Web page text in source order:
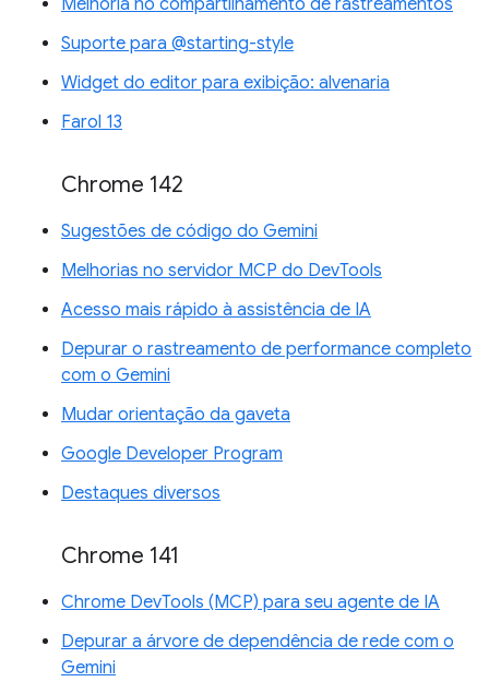
Suporte para @starting-style
Widget do editor para exibição: alvenaria
Farol 13
Chrome 142
Sugestões de código do Gemini
Melhorias no servidor MCP do DevTools
Acesso mais rápido à assistência de IA
Depurar o rastreamento de performance completo
com o Gemini
Mudar orientação da gaveta
Google Developer Program
Destaques diversos
Chrome 141
Chrome DevTools (MCP) para seu agente de IA
Depurar a árvore de dependência de rede com o
Gemini